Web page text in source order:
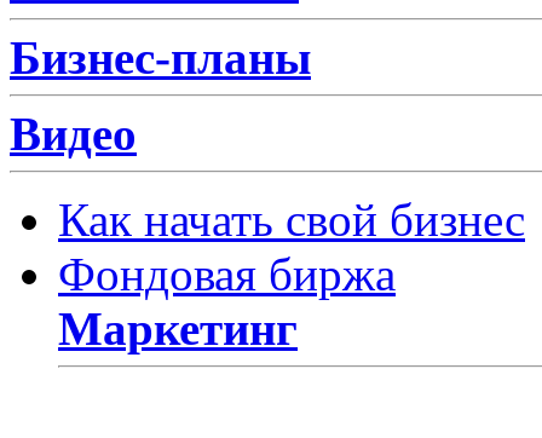
Бизнес-планы
Видео
Как начать свой бизнес
Фондовая биржа
Маркетинг